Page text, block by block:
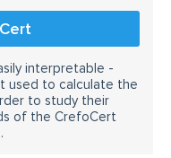
interpretable -
used to calculate the
to study their
of the CrefoCert